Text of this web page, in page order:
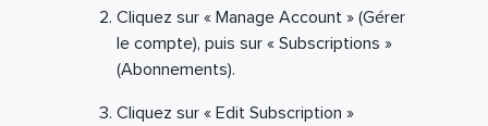
Cliquez sur « Manage Account » (Gérer
le compte), puis sur « Subscriptions »
(Abonnements).
Cliquez sur « Edit Subscription »